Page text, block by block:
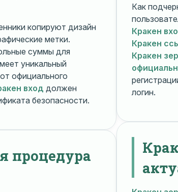
копируют дизайн
метки.
суммы для
уникальный
от официального
вход должен
безопасности.
процедура
Как
Кракен
Кракен
Кракен
логин.